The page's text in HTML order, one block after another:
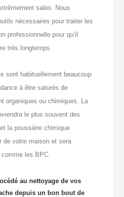
sales. Nous
nécessaires pour traiter les
professionnelle pour qu’il
très longtemps.
sont habituellement beaucoup
à être saturés de
organiques ou chimiques. La
le plus souvent des
la poussière chimique
de votre maison et sera
les BPC.
au nettoyage de vos
depuis un bon bout de